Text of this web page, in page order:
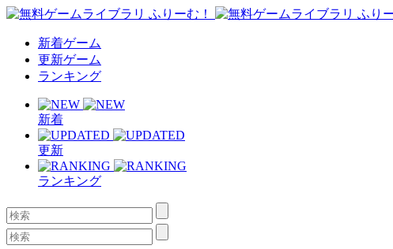
新着ゲーム
更新ゲーム
ランキング
新着
更新
ランキング